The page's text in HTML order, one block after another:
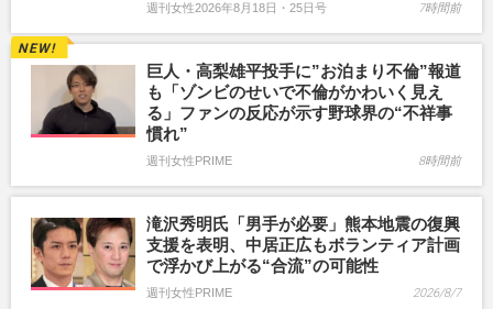
週刊女性2026年8月18日・25日号 7時間前
巨人・高梨雄平投手に”お泊まり不倫”報道
も「ゾンビのせいで不倫がかわいく見え
る」ファンの反応が示す野球界の“不祥事
慣れ”
週刊女性PRIME 8時間前
滝沢秀明氏「男手が必要」熊本地震の復興
支援を表明、中居正広もボランティア計画
で浮かび上がる“合流”の可能性
週刊女性PRIME 2026/8/7